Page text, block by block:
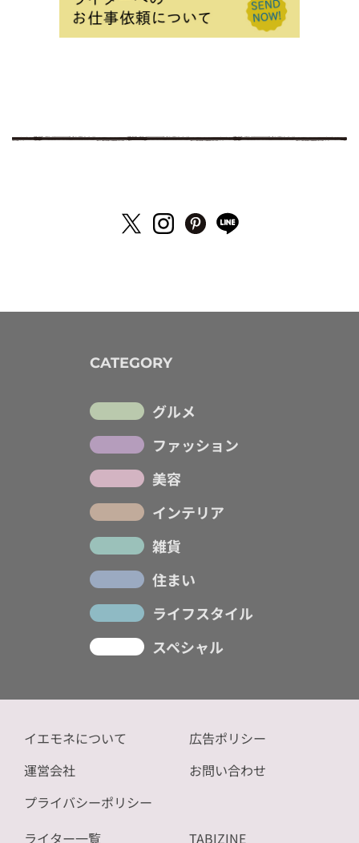
CATEGORY
グルメ
ファッション
美容
インテリア
雑貨
住まい
ライフスタイル
スペシャル
イエモネについて
運営会社
プライバシーポリシー
広告ポリシー
お問い合わせ
ライター一覧 TABIZINE